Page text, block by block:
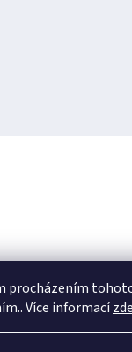
procházením
Více informací